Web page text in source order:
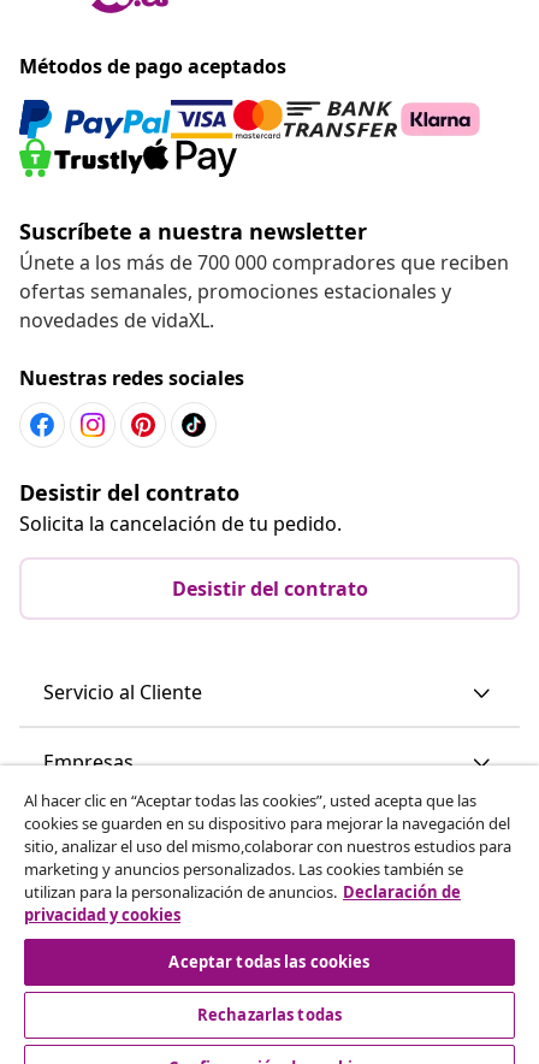
Métodos de pago aceptados
Suscríbete a nuestra newsletter
Únete a los más de 700 000 compradores que reciben
ofertas semanales, promociones estacionales y
novedades de vidaXL.
Nuestras redes sociales
Desistir del contrato
Solicita la cancelación de tu pedido.
Desistir del contrato
Servicio al Cliente
Empresas
vidaXL
Descubre mas
Al hacer clic en “Aceptar todas las cookies”, usted acepta que las
cookies se guarden en su dispositivo para mejorar la navegación del
sitio, analizar el uso del mismo,colaborar con nuestros estudios para
marketing y anuncios personalizados. Las cookies también se
utilizan para la personalización de anuncios. Declaración de
privacidad y cookies
Aceptar todas las cookies
Rechazarlas todas